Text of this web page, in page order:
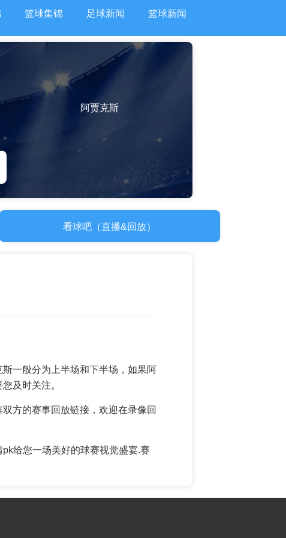
篮球集锦 足球新闻 篮球新闻
阿贾克斯
看球吧（直播&回放）
一般分为上半场和下半场，如果阿
及时关注。
方的赛事回放链接，欢迎在录像回
给您一场美好的球赛视觉盛宴.赛